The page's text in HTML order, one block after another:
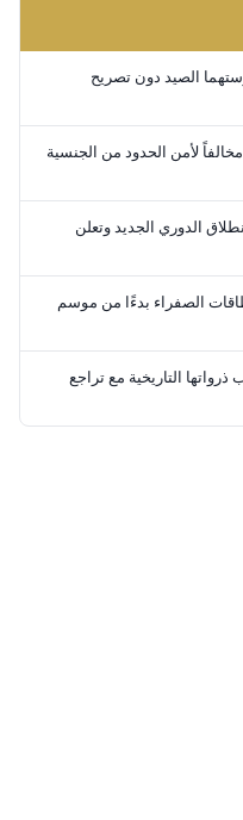
الصيد دون تصريح
لأمن الحدود من الجنسية
الدوري الجديد وتعلن
الصفراء بدءًا من موسم
التاريخية مع تراجع